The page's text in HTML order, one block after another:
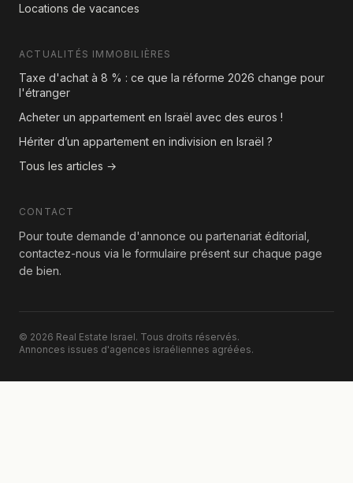
Locations de vacances
ACTUALITÉS IMMOBILIÈRES
Taxe d'achat à 8 % : ce que la réforme 2026 change pour
l'étranger
Acheter un appartement en Israël avec des euros !
Hériter d’un appartement en indivision en Israël ?
Tous les articles →
CONTACT
Pour toute demande d'annonce ou partenariat éditorial,
contactez-nous via le formulaire présent sur chaque page
de bien.
© 2026 Real Estate Israel. Tous droits réservés.
Annonces issues d'agences israéliennes agréées.